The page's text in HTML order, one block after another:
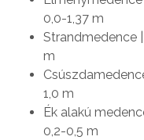
0,0-1,37 m
Strandmedence
m
1,0 m
Ék alakú
0,2-0,5 m